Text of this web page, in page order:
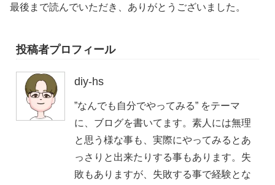
最後まで読んでいただき、ありがとうございました。
投稿者プロフィール
diy-hs
”なんでも自分でやってみる” をテーマ
に、ブログを書いてます。素人には無理
と思う様な事も、実際にやってみるとあ
っさりと出来たりする事もあります。失
敗もありますが、失敗する事で経験とな